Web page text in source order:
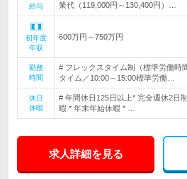
給与
業代（119,000円～130,400円）…
初年度
年収
600万円～750万円
勤務
時間
# フレックスタイム制（標準労働時
タイム／10:00～15:00標準労働…
休日
休暇
# 年間休日125日以上* 完全週休2日
暇 * 年末年始休暇 * …
求人詳細を見る